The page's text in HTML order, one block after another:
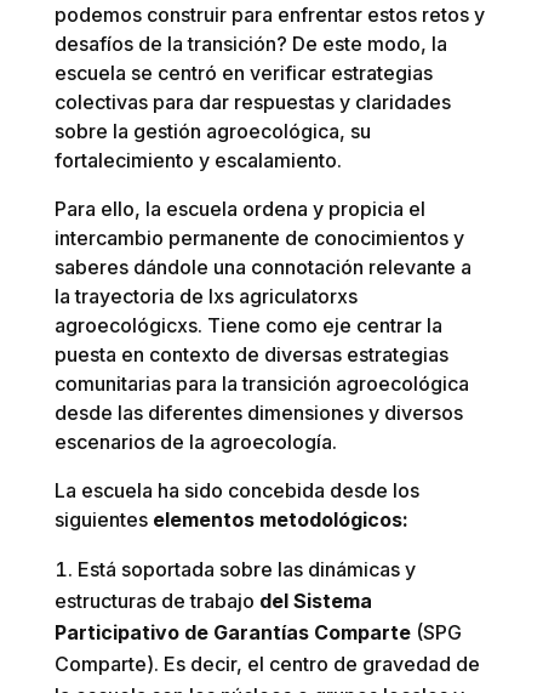
podemos construir para enfrentar estos retos y
desafíos de la transición? De este modo, la
escuela se centró en verificar estrategias
colectivas para dar respuestas y claridades
sobre la gestión agroecológica, su
fortalecimiento y escalamiento.
Para ello, la escuela ordena y propicia el
intercambio permanente de conocimientos y
saberes dándole una connotación relevante a
la trayectoria de lxs agriculatorxs
agroecológicxs. Tiene como eje centrar la
puesta en contexto de diversas estrategias
comunitarias para la transición agroecológica
desde las diferentes dimensiones y diversos
escenarios de la agroecología.
La escuela ha sido concebida desde los
siguientes elementos metodológicos:
Está soportada sobre las dinámicas y
estructuras de trabajo del Sistema
Participativo de Garantías Comparte(SPG
Comparte). Es decir, el centro de gravedad de